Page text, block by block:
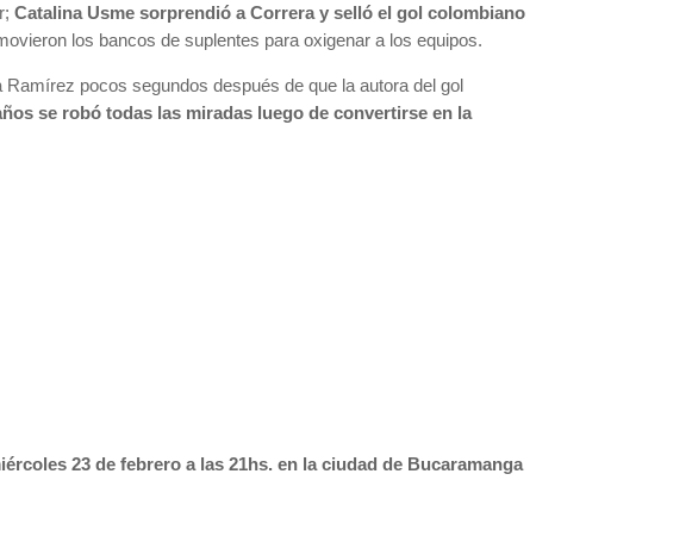
Catalina Usme sorprendió a Correra y selló el gol colombiano
los bancos de suplentes para oxigenar a los equipos.
pocos segundos después de que la autora del gol
se robó todas las miradas luego de convertirse en la
23 de febrero a las 21hs. en la ciudad de Bucaramanga